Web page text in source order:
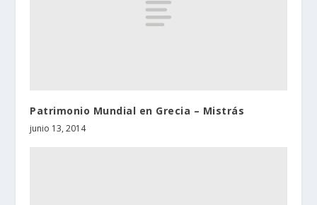
Patrimonio Mundial en Grecia – Mistrás
junio 13, 2014